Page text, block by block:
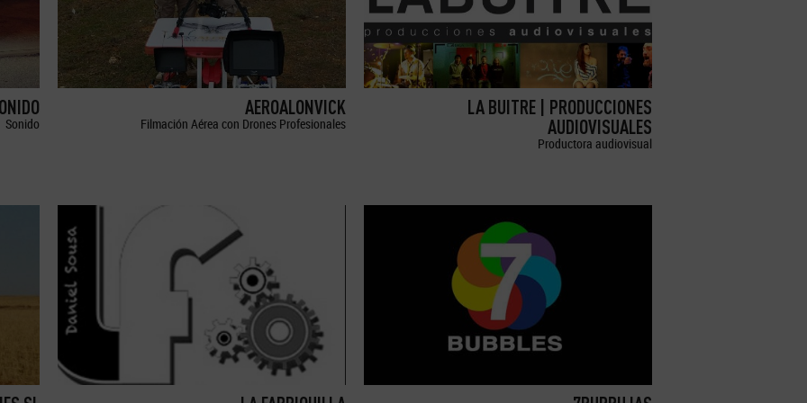
Sonido
AEROALONVICK
Filmación Aérea con Drones Profesionales
LA BUITRE | PRODUCCIONES
AUDIOVISUALES
Productora audiovisual